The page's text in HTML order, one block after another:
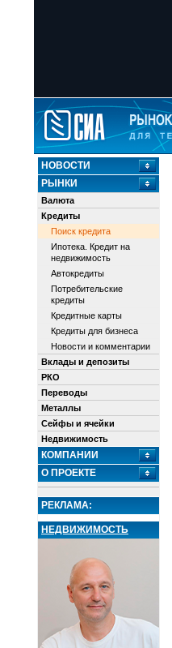
НОВОСТИ
РЫНКИ
Валюта
Кредиты
Поиск кредита
Ипотека. Кредит на
недвижимость
Автокредиты
Потребительские
кредиты
Кредитные карты
Кредиты для бизнеса
Новости и комментарии
Вклады и депозиты
РКО
Переводы
Металлы
Сейфы и ячейки
Недвижимость
КОМПАНИИ
О ПРОЕКТЕ
РЕКЛАМА:
НЕДВИЖИМОСТЬ